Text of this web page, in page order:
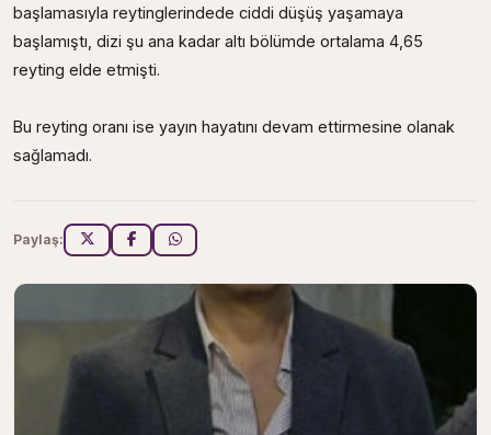
başlamasıyla reytinglerindede ciddi düşüş yaşamaya
başlamıştı, dizi şu ana kadar altı bölümde ortalama 4,65
reyting elde etmişti.
Bu reyting oranı ise yayın hayatını devam ettirmesine olanak
sağlamadı.
Paylaş: